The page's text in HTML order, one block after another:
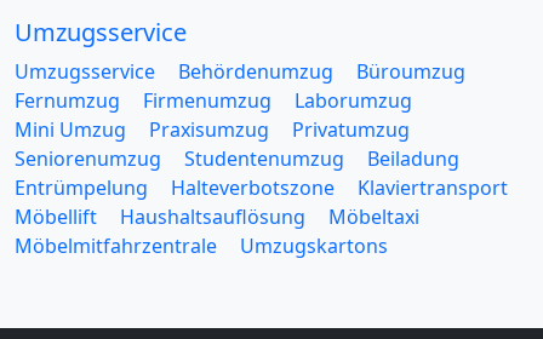
Umzugsservice
Umzugsservice Behördenumzug
Büroumzug
Fernumzug
Firmenumzug
Laborumzug
Mini Umzug
Praxisumzug
Privatumzug
Seniorenumzug
Studentenumzug
Beiladung
Entrümpelung
Halteverbotszone
Klaviertransport
Möbellift
Haushaltsauflösung
Möbeltaxi
Möbelmitfahrzentrale
Umzugskartons